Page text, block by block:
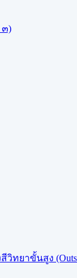
๓)
ทยาขั้นสูง